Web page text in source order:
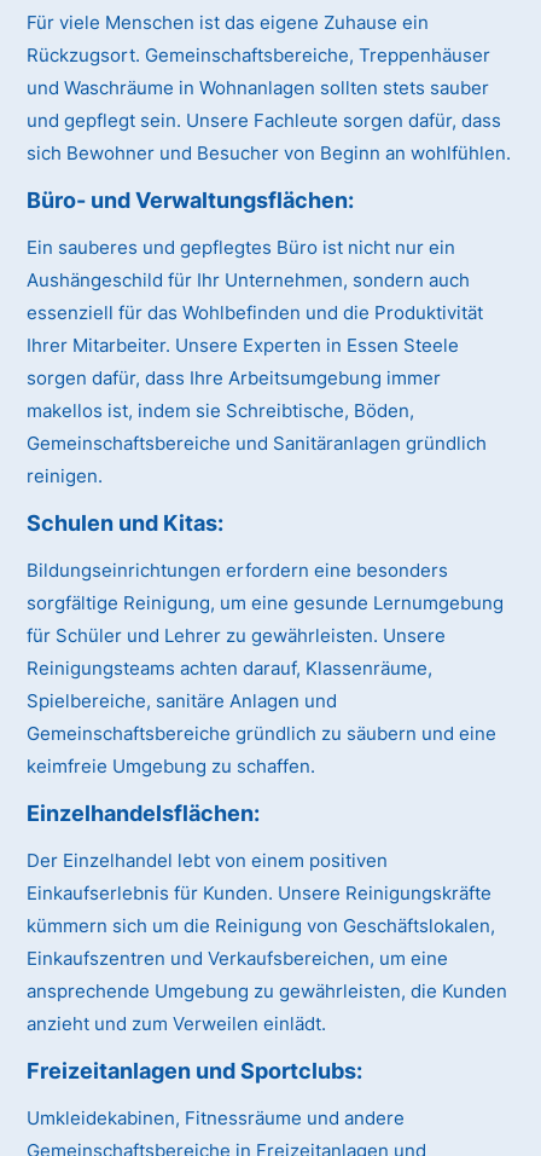
Für viele Menschen ist das eigene Zuhause ein
Rückzugsort. Gemeinschaftsbereiche, Treppenhäuser
und Waschräume in Wohnanlagen sollten stets sauber
und gepflegt sein. Unsere Fachleute sorgen dafür, dass
sich Bewohner und Besucher von Beginn an wohlfühlen.
Büro- und Verwaltungsflächen:
Ein sauberes und gepflegtes Büro ist nicht nur ein
Aushängeschild für Ihr Unternehmen, sondern auch
essenziell für das Wohlbefinden und die Produktivität
Ihrer Mitarbeiter. Unsere Experten in Essen Steele
sorgen dafür, dass Ihre Arbeitsumgebung immer
makellos ist, indem sie Schreibtische, Böden,
Gemeinschaftsbereiche und Sanitäranlagen gründlich
reinigen.
Schulen und Kitas:
Bildungseinrichtungen erfordern eine besonders
sorgfältige Reinigung, um eine gesunde Lernumgebung
für Schüler und Lehrer zu gewährleisten. Unsere
Reinigungsteams achten darauf, Klassenräume,
Spielbereiche, sanitäre Anlagen und
Gemeinschaftsbereiche gründlich zu säubern und eine
keimfreie Umgebung zu schaffen.
Einzelhandelsflächen:
Der Einzelhandel lebt von einem positiven
Einkaufserlebnis für Kunden. Unsere Reinigungskräfte
kümmern sich um die Reinigung von Geschäftslokalen,
Einkaufszentren und Verkaufsbereichen, um eine
ansprechende Umgebung zu gewährleisten, die Kunden
anzieht und zum Verweilen einlädt.
Freizeitanlagen und Sportclubs:
Umkleidekabinen, Fitnessräume und andere
Gemeinschaftsbereiche in Freizeitanlagen und